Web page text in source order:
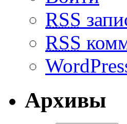
RSS
RSS
Архивы